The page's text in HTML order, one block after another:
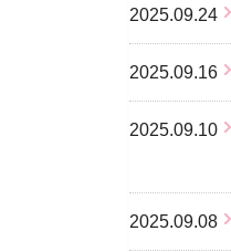
2025.09.24
2025.09.16
2025.09.10
2025.09.08